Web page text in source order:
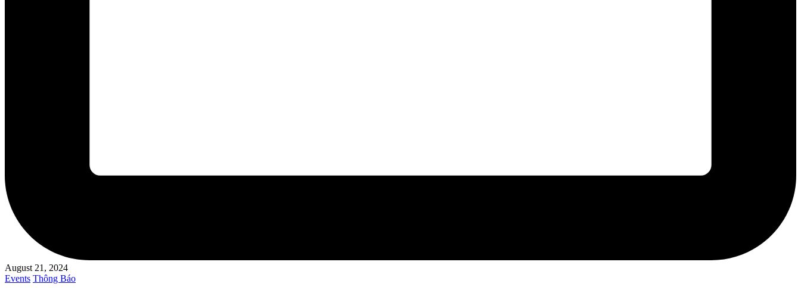
August 21, 2024
Posted
Events Thông Báo